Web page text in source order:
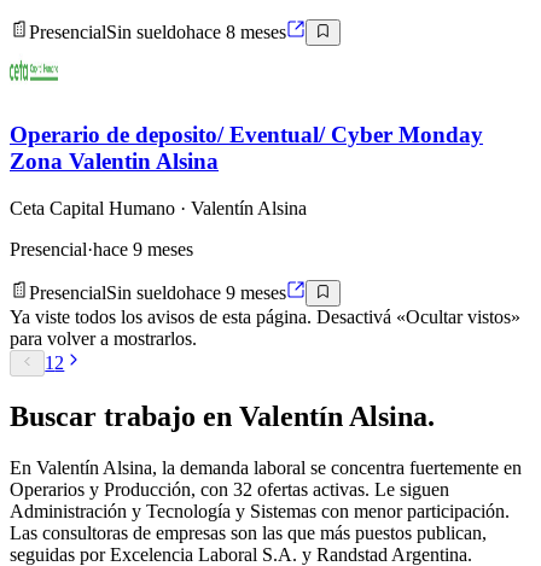
PresencialSin sueldohace 8 meses
Operario de deposito/ Eventual/ Cyber Monday
Zona Valentin Alsina
Ceta Capital Humano · Valentín Alsina
Presencial·hace 9 meses
PresencialSin sueldohace 9 meses
Ya viste todos los avisos de esta página. Desactivá «Ocultar vistos»
para volver a mostrarlos.
1 2
Buscar trabajo en Valentín Alsina.
En Valentín Alsina, la demanda laboral se concentra fuertemente en
Operarios y Producción, con 32 ofertas activas. Le siguen
Administración y Tecnología y Sistemas con menor participación.
Las consultoras de empresas son las que más puestos publican,
seguidas por Excelencia Laboral S.A. y Randstad Argentina.